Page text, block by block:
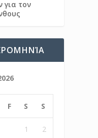
για τον
F S S
1 2